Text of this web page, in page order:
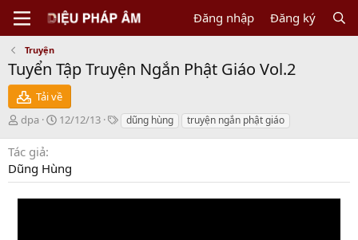
Đăng nhập Đăng ký
Truyện
Tuyển Tập Truyện Ngắn Phật Giáo Vol.2
Tải về
N
ư
ờ
i
dpa
C
t
12/12/13
T dũng hùng truyện ngắn phật giáo
Tác giả
Dũng Hùng